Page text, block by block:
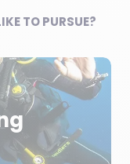
TO PURSUE?